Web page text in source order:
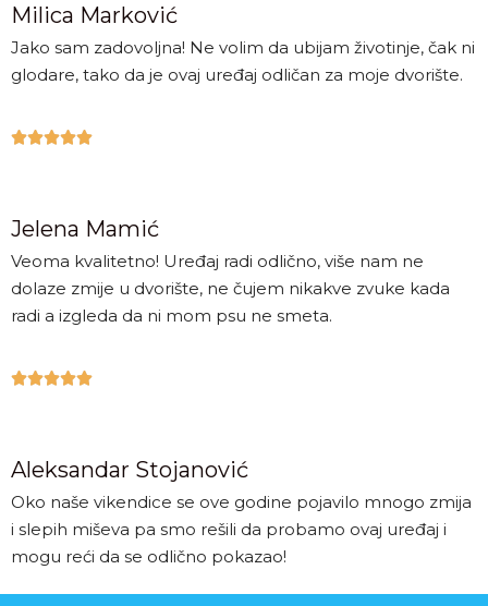
Milica Marković
Jako sam zadovoljna! Ne volim da ubijam životinje, čak ni
glodare, tako da je ovaj uređaj odličan za moje dvorište.

Jelena Mamić
Veoma kvalitetno! Uređaj radi odlično, više nam ne
dolaze zmije u dvorište, ne čujem nikakve zvuke kada
radi a izgleda da ni mom psu ne smeta.

Aleksandar Stojanović
Oko naše vikendice se ove godine pojavilo mnogo zmija
i slepih miševa pa smo rešili da probamo ovaj uređaj i
mogu reći da se odlično pokazao!